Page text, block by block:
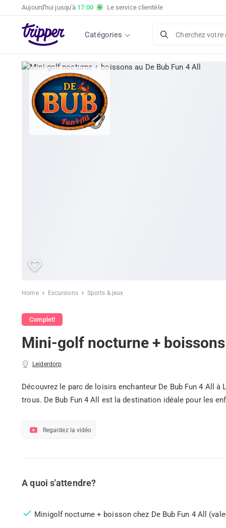
Aujourd'hui jusqu'à 17:00 Le service clientèle
Catégories Cherchez votre
Home Excursions Sports & jeux
Complet!
Mini-golf nocturne + boissons
Leiderdorp
Découvrez le parc de loisirs enchanteur De Bub Fun 4 All
trous. De Bub Fun 4 All est la destination idéale pour les
Regardez la vidéo
A quoi s'attendre?
Minigolf nocturne + boisson chez De Bub Fun 4 All